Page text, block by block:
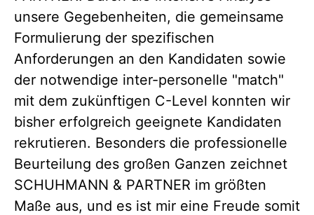
unsere Gegebenheiten, die gemeinsame
Formulierung der spezifischen
Anforderungen an den Kandidaten sowie
der notwendige inter-personelle "match"
mit dem zukünftigen C-Level konnten wir
bisher erfolgreich geeignete Kandidaten
rekrutieren. Besonders die professionelle
Beurteilung des großen Ganzen zeichnet
SCHUHMANN & PARTNER im größten
Maße aus, und es ist mir eine Freude somit